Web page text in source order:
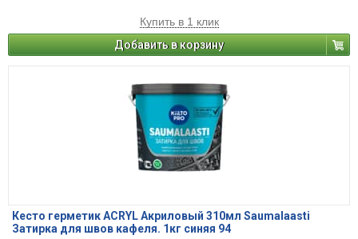
Купить в 1 клик
Добавить в корзину
Кесто герметик ACRYL Акриловый 310мл Saumalaasti
Затирка для швов кафеля. 1кг синяя 94